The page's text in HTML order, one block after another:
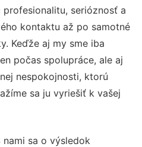
serióznosť a
kontaktu až po samotné
Keďže aj my sme iba
počas spolupráce, ale aj
nespokojnosti, ktorú
sa ju vyriešiť k vašej
nami sa o výsledok